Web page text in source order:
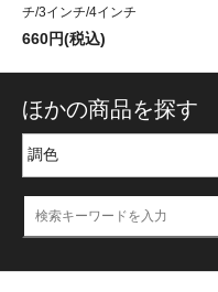
チ/3インチ/4インチ
660円(税込)
ほかの商品を探す